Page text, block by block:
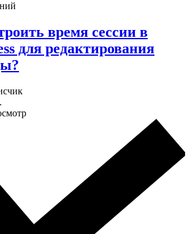
время сессии в
для редактирования